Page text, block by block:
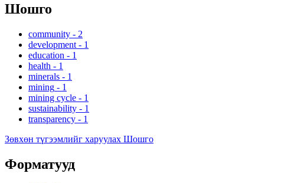
Шошго
community - 2
development - 1
education - 1
health - 1
minerals - 1
mining - 1
mining cycle - 1
sustainability - 1
transparency - 1
Зөвхөн түгээмлийг харуулах Шошго
Форматууд